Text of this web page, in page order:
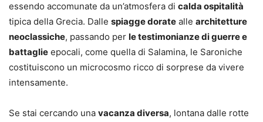
essendo accomunate da un’atmosfera di calda ospitalità
tipica della Grecia. Dalle spiagge dorate alle architetture
neoclassiche, passando per le testimonianze di guerre e
battaglie epocali, come quella di Salamina, le Saroniche
costituiscono un microcosmo ricco di sorprese da vivere
intensamente.
Se stai cercando una vacanza diversa, lontana dalle rotte